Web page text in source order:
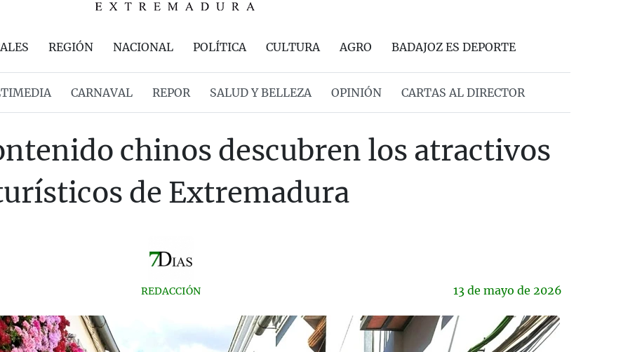
REGIÓN NACIONAL POLÍTICA CULTURA AGRO BADAJOZ ES DEPORTE
CARNAVAL REPOR SALUD Y BELLEZA OPINIÓN CARTAS AL DIRECTOR
chinos descubren los atractivos
de Extremadura
REDACCIÓN 13 de mayo de 2026